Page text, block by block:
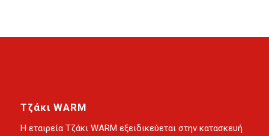
Τζάκι WARM
Η εταιρεία Τζάκι WARM εξειδικεύεται στην κατασκευή